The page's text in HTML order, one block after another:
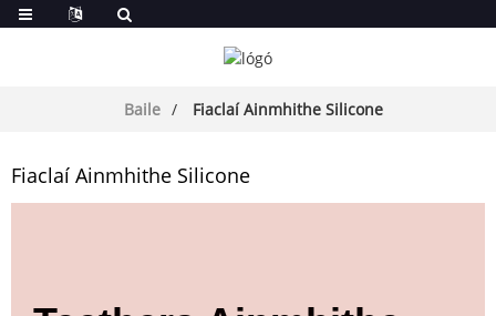
Baile Fiaclaí Ainmhithe Silicone
Fiaclaí Ainmhithe Silicone